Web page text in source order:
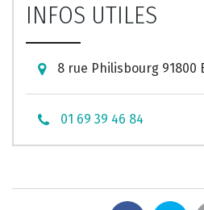
INFOS UTILES
8 rue Philisbourg 91800
01 69 39 46 84